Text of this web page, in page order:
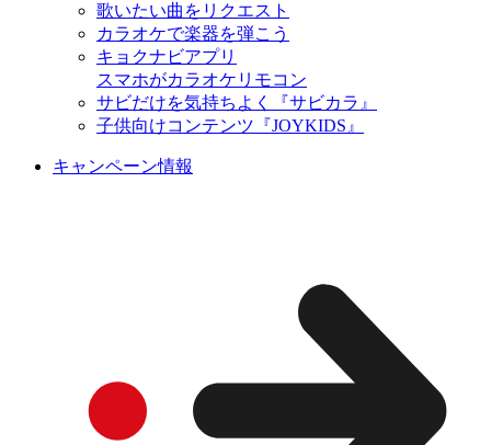
歌いたい曲をリクエスト
カラオケで楽器を弾こう
キョクナビアプリ
スマホがカラオケリモコン
サビだけを気持ちよく『サビカラ』
子供向けコンテンツ『JOYKIDS』
キャンペーン情報